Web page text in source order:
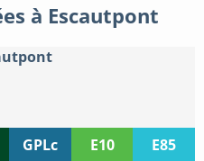
à Escautpont
GPLc E10
E85